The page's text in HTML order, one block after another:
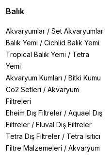
Neden Kaliteli Biyolojik
Kullanmalısınız?
Zehirleri Etkisiz Hale
balıklarınız için ölümcül
işleyerek suyu güvenli hale
✔ Biyolojik Dengeyi Korur:
sayesinde milyarlarca
yapar, tankınızın ekolojik
Uzun Ömürlüdür:
Doğru
tekrar tekrar kullanılabilir,
sunar.
✔ Berrak Su: Bakteriyel
berraklaşmasına ve organik
yardımcı olur.
Balık
Akvaryumlar / Set Akvaryumlar
Balık Yemi / Cichlid Balık Yemi
Tropical Balık Yemi / Tetra
Yemi
Akvaryum Kumları / Bitki Kumu
Co2 Setleri / Akvaryum
Filtreleri
Eheim Dış Filtreler / Aquael Dış
Filtreler / Fluval Dış Filtreler
Tetra Dış Filtreler / Tetra Isıtıcı
Filtre Malzemeleri / Akvaryum